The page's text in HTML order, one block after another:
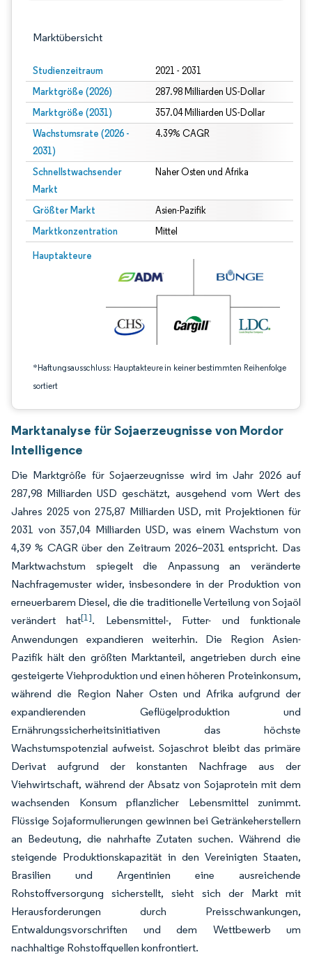
Marktübersicht
Studienzeitraum 2021 - 2031
Marktgröße (2026) 287.98 Milliarden US-Dollar
Marktgröße (2031) 357.04 Milliarden US-Dollar
Wachstumsrate (2026 -
2031)
4.39% CAGR
Schnellstwachsender
Markt
Naher Osten und Afrika
Größter Markt Asien-Pazifik
Marktkonzentration Mittel
Hauptakteure
*Haftungsausschluss: Hauptakteure in keiner bestimmten Reihenfolge
sortiert
Bild © Mordor Intelligence. Wiederverwendung erfordert Namensnennung
Marktanalyse für Sojaerzeugnisse von Mordor
Intelligence
Die Marktgröße für Sojaerzeugnisse wird im Jahr 2026 auf
287,98 Milliarden USD geschätzt, ausgehend vom Wert des
Jahres 2025 von 275,87 Milliarden USD, mit Projektionen für
2031 von 357,04 Milliarden USD, was einem Wachstum von
4,39 % CAGR über den Zeitraum 2026–2031 entspricht. Das
Marktwachstum spiegelt die Anpassung an veränderte
Nachfragemuster wider, insbesondere in der Produktion von
erneuerbarem Diesel, die die traditionelle Verteilung von Sojaöl
verändert hat[1]. Lebensmittel-, Futter- und funktionale
Anwendungen expandieren weiterhin. Die Region Asien-
Pazifik hält den größten Marktanteil, angetrieben durch eine
gesteigerte Viehproduktion und einen höheren Proteinkonsum,
während die Region Naher Osten und Afrika aufgrund der
expandierenden Geflügelproduktion und
Ernährungssicherheitsinitiativen das höchste
Wachstumspotenzial aufweist. Sojaschrot bleibt das primäre
Derivat aufgrund der konstanten Nachfrage aus der
Viehwirtschaft, während der Absatz von Sojaprotein mit dem
wachsenden Konsum pflanzlicher Lebensmittel zunimmt.
Flüssige Sojaformulierungen gewinnen bei Getränkeherstellern
an Bedeutung, die nahrhafte Zutaten suchen. Während die
steigende Produktionskapazität in den Vereinigten Staaten,
Brasilien und Argentinien eine ausreichende
Rohstoffversorgung sicherstellt, sieht sich der Markt mit
Herausforderungen durch Preisschwankungen,
Entwaldungsvorschriften und dem Wettbewerb um
nachhaltige Rohstoffquellen konfrontiert.